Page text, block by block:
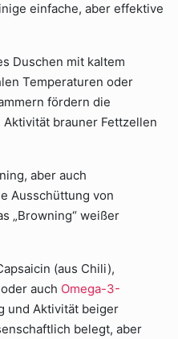
einfache, aber effektive
Duschen mit kaltem
Temperaturen oder
fördern die
brauner Fettzellen
aber auch
Ausschüttung von
„Browning“ weißer
(aus Chili),
auch Omega-3-
und Aktivität beiger
belegt, aber